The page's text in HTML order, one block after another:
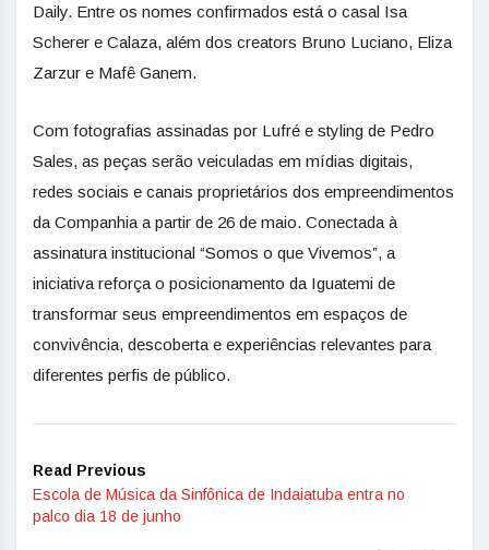
Daily. Entre os nomes confirmados está o casal Isa
Scherer e Calaza, além dos creators Bruno Luciano, Eliza
Zarzur e Mafê Ganem.
Com fotografias assinadas por Lufré e styling de Pedro
Sales, as peças serão veiculadas em mídias digitais,
redes sociais e canais proprietários dos empreendimentos
da Companhia a partir de 26 de maio. Conectada à
assinatura institucional “Somos o que Vivemos”, a
iniciativa reforça o posicionamento da Iguatemi de
transformar seus empreendimentos em espaços de
convivência, descoberta e experiências relevantes para
diferentes perfis de público.
Read Previous
Escola de Música da Sinfônica de Indaiatuba entra no
palco dia 18 de junho